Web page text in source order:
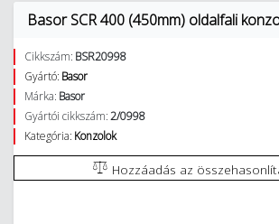
Basor SCR 400 (450mm) oldalfali
Cikkszám: BSR20998
Gyártó: Basor
Márka: Basor
Gyártói cikkszám:2/0998
Kategória: Konzolok
Hozzáadás az